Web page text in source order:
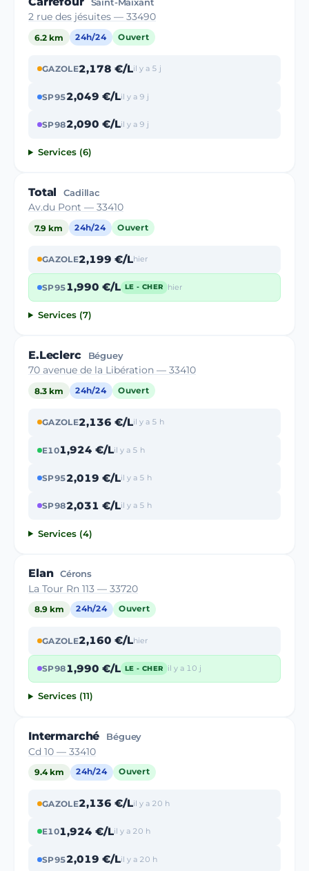
Saint-Maixant
2 rue des jésuites — 33490
6.2 km 24h/24 Ouvert
GAZOLE2,178 €/Lil y a 5 j
SP952,049 €/Lil y a 9 j
SP982,090 €/Lil y a 9 j
Services (6)
Total Cadillac
Av.du Pont — 33410
7.9 km 24h/24 Ouvert
GAZOLE2,199 €/Lhier
SP951,990 €/L LE - CHER hier
Services (7)
E.Leclerc Béguey
70 avenue de la Libération — 33410
8.3 km 24h/24 Ouvert
GAZOLE2,136 €/Lil y a 5 h
E101,924 €/Lil y a 5 h
SP952,019 €/Lil y a 5 h
SP982,031 €/Lil y a 5 h
Services (4)
Elan Cérons
La Tour Rn 113 — 33720
8.9 km 24h/24 Ouvert
GAZOLE2,160 €/Lhier
SP981,990 €/L LE - CHER il y a 10 j
Services (11)
Intermarché Béguey
Cd 10 — 33410
9.4 km 24h/24 Ouvert
GAZOLE2,136 €/Lil y a 20 h
E101,924 €/Lil y a 20 h
SP952,019 €/Lil y a 20 h